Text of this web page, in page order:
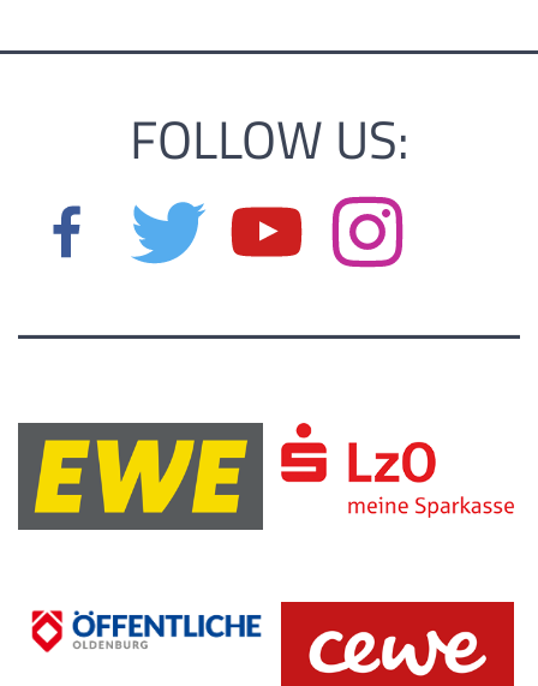
FOLLOW US: